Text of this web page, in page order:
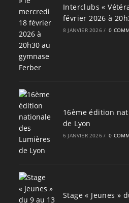
Interclubs «
février 2026 à
8 JANVIER 2026 / 0
16ème édition
de Lyon
6 JANVIER 2026 / 0
Stage « Jeunes »